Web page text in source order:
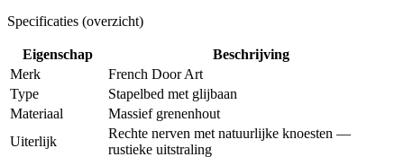
Specificaties (overzicht)
Eigenschap
Beschrijving
Merk
French Door Art
Type
Stapelbed met glijbaan
Materiaal
Massief grenenhout
Uiterlijk
Rechte nerven met natuurlijke knoesten —
rustieke uitstraling